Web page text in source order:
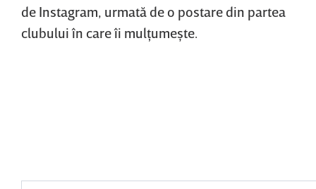
de Instagram, urmată de o postare din partea
clubului în care îi mulţumeşte.